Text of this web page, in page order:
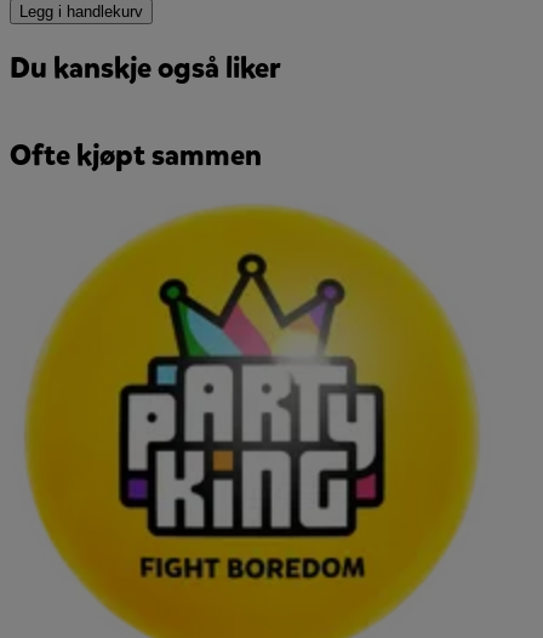
Legg i handlekurv
Du kanskje også liker
Ofte kjøpt sammen